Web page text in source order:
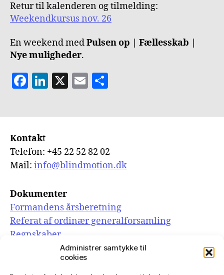
Administrer samtykke til
cookies
Retur til kalenderen og tilmelding:
Weekendkursus nov. 26
En weekend medPulsen op | Fællesskab |
Nye muligheder.
F
c
b
o
k
Li
k
dI
n
X
E
ai a
Kontakt
Telefon: +45 22 52 82 02
Mail: info@blindmotion.dk
Dokumenter
Formandens årsberetning
Referat af ordinær generalforsamling
Regnskaber